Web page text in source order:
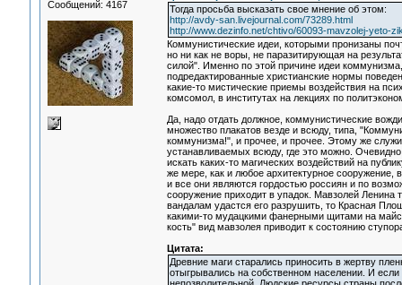
Сообщений: 4167
Тогда просьба высказать свое мнение об этом:
http://avdy-san.livejournal.com/73289.html
http://www.dezinfo.net/chtivo/60093-mavzolej-yeto-
Коммунистические идеи, которыми пронизаны
но ни как не воры, не паразитирующая на
силой". Именно по этой причине идеи
подредактированные христианские нормы
какие-то мистические приемы воздействия на
комсомол, в институтах на лекциях по
Да, надо отдать должное, коммунистические
множество плакатов везде и всюду, типа,
коммунизма!", и прочее, и прочее. Этому же
устанавливаемых всюду, где это можно.
искать каких-то магических воздействий на
же мере, как и любое архитектурное сооружение,
и все они являются гордостью россиян и по
сооружение приходит в упадок. Мавзолей
вандалам удастся его разрушить, то Красная
какими-то мудацкими фанерными щитами на
кость" вид мавзолея приводит к состоянию
Цитата:
Древние маги старались приносить в жертву
отыгрывались на собственном населении. И